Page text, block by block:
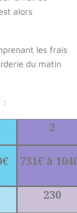
alors
les frais
du matin
:
2
731€ à
230